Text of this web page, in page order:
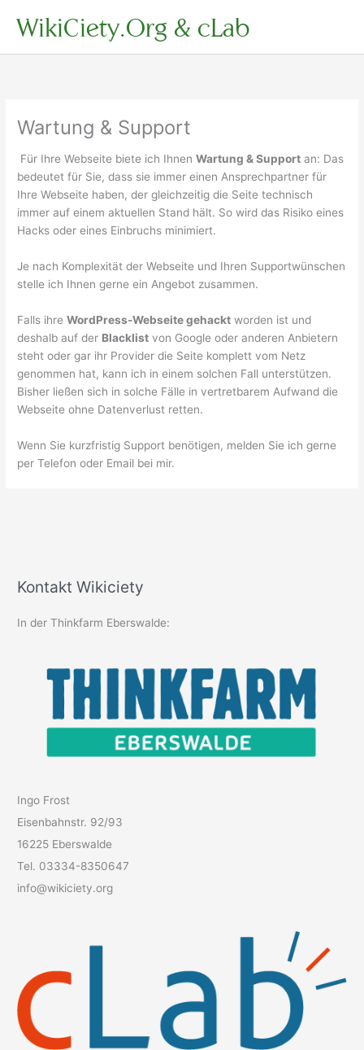
InhaltWikiCiety.Org & cLab
Wartung & Support
Für Ihre Webseite biete ich IhnenWartung & Support an: Das
bedeutet für Sie, dass sie immer einen Ansprechpartner für
Ihre Webseite haben, der gleichzeitig die Seite technisch
immer auf einem aktuellen Stand hält. So wird das Risiko eines
Hacks oder eines Einbruchs minimiert.
Je nach Komplexität der Webseite und Ihren Supportwünschen
stelle ich Ihnen gerne ein Angebot zusammen.
Falls ihreWordPress-Webseite gehackt worden ist und
deshalb auf der Blacklist von Google oder anderen Anbietern
steht oder gar ihr Provider die Seite komplett vom Netz
genommen hat, kann ich in einem solchen Fall unterstützen.
Bisher ließen sich in solche Fälle in vertretbarem Aufwand die
Webseite ohne Datenverlust retten.
Wenn Sie kurzfristig Support benötigen, melden Sie ich gerne
per Telefon oder Email bei mir.
Kontakt Wikiciety
In der Thinkfarm Eberswalde:
Ingo Frost
Eisenbahnstr. 92/93
16225 Eberswalde
Tel. 03334-8350647
info@wikiciety.org